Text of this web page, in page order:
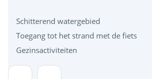
Schitterend watergebied
Toegang tot het strand met de fiets
Gezinsactiviteiten